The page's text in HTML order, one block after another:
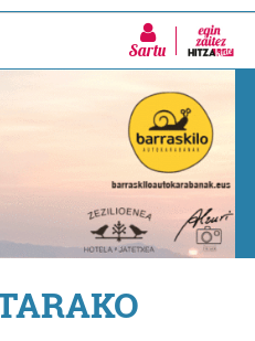
Sartu